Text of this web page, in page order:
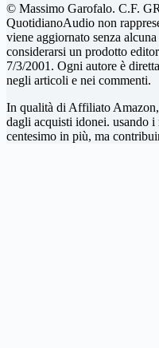
© Massimo Garofalo. C.F.
QuotidianoAudio non
viene aggiornato senza
considerarsi un prodotto
7/3/2001. Ogni autore è
negli articoli e nei commenti.
In qualità di Affiliato
dagli acquisti idonei. usando
centesimo in più, ma